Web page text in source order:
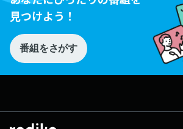
見つけよう！
番組をさがす